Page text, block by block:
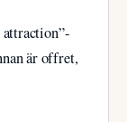
är offret,